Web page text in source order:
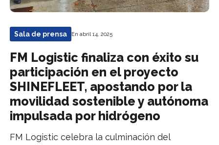
Sala de prensa En abril 14, 2025
FM Logistic finaliza con éxito su
participación en el proyecto
SHINEFLEET, apostando por la
movilidad sostenible y autónoma
impulsada por hidrógeno
FM Logistic celebra la culminación del